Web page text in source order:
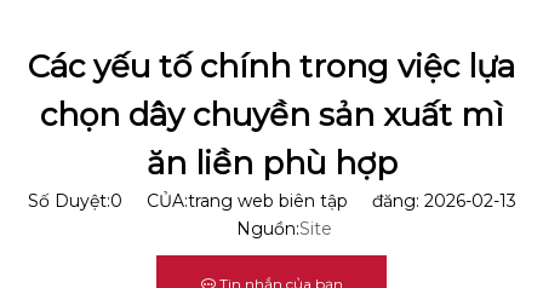
Các yếu tố chính trong việc lựa
chọn dây chuyền sản xuất mì
ăn liền phù hợp
Số Duyệt:0 CỦA:trang web biên tập đăng: 2026-02-13
Nguồn:Site
Tin nhắn của bạn